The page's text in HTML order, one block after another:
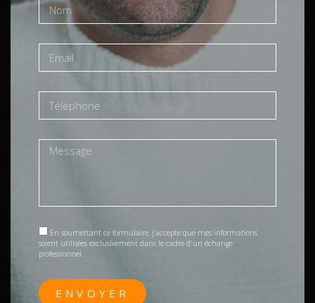
En soumettant ce formulaire, j’accepte que mes informations
soient utilisées exclusivement dans le cadre d'un échange
professionnel.
ENVOYER